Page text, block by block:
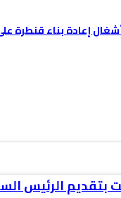
إعادة بناء قنطرة
بتقديم الرئيس